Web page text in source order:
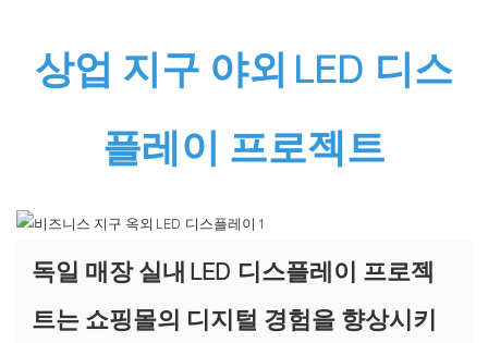
상업 지구 야외 LED 디스
플레이 프로젝트
독일 매장 실내 LED 디스플레이 프로젝
트는 쇼핑몰의 디지털 경험을 향상시키